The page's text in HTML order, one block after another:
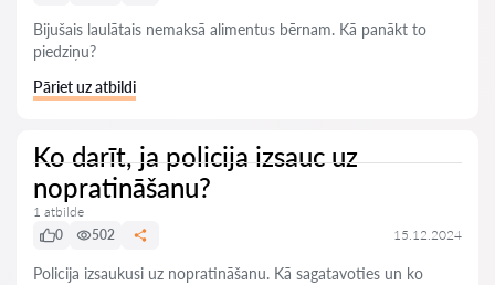
Bijušais laulātais nemaksā alimentus bērnam. Kā panākt to
piedziņu?
Pāriet uz atbildi
Ko darīt, ja policija izsauc uz
nopratināšanu?
1 atbilde
0
502 15.12.2024
Policija izsaukusi uz nopratināšanu. Kā sagatavoties un ko